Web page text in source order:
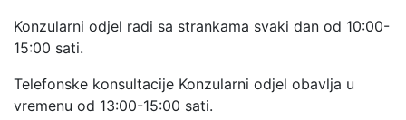
Konzularni odjel radi sa strankama svaki dan od 10:00-
15:00 sati.
Telefonske konsultacije Konzularni odjel obavlja u
vremenu od 13:00-15:00 sati.